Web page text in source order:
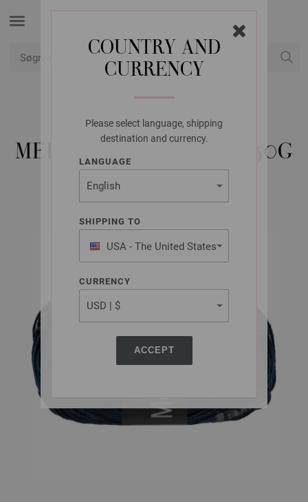
COUNTRY AND
CURRENCY
Please select language, shipping
destination and currency.
LANGUAGE
SHIPPING TO
USA - The United States
of America
CURRENCY
ACCEPT
LANA GROSSA
MEILENWEIT 8-FACH 150G